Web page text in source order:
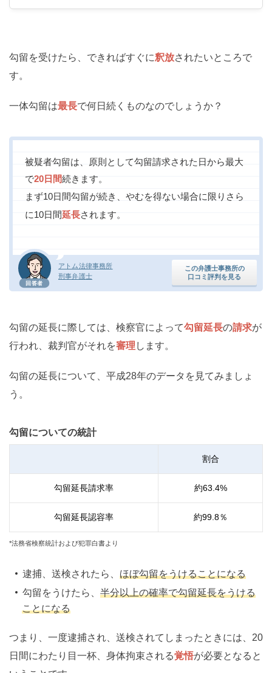
善手と言えるのか解雇後の再就職、転職はうまくいくの
か？今回はこういった疑問を徹底解...
勾留を受けたら、できればすぐに釈放されたいところで
す。
一体勾留は最長で何日続くものなのでしょうか？
被疑者勾留は、原則として勾留請求された日から最大
で20日間続きます。
まず10日間勾留が続き、やむを得ない場合に限りさら
に10日間延長されます。
回答者
アトム法律事務所
刑事弁護士
この弁護士事務所の
口コミ評判を見る
勾留の延長に際しては、検察官によって勾留延長の請求が
行われ、裁判官がそれを審理 します。
勾留の延長について、平成28年のデータを見てみましょ
う。
勾留についての統計
割合
勾留延長請求率 約63.4%
勾留延長認容率 約99.8％
*法務省検察統計および犯罪白書より
逮捕、送検されたら、 ほぼ勾留をうけることになる
勾留をうけたら、 半分以上の確率で勾留延長をうける
ことになる
つまり、一度逮捕され、送検されてしまったときには、20
日間にわたり目一杯、身体拘束される覚悟が必要となると